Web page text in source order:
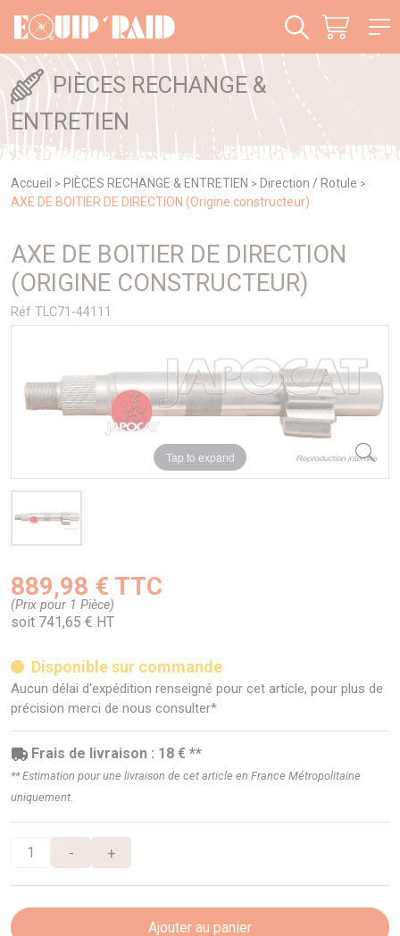
PIÈCES RECHANGE &
ENTRETIEN
Accueil > PIÈCES RECHANGE & ENTRETIEN > Direction / Rotule >
AXE DE BOITIER DE DIRECTION (Origine constructeur)
AXE DE BOITIER DE DIRECTION
(ORIGINE CONSTRUCTEUR)
Réf TLC71-44111
Tap to expand
889,98 € TTC
(Prix pour 1 Pièce)
soit 741,65 € HT
Disponible sur commande
Aucun délai d'expédition renseigné pour cet article, pour plus de
précision merci de nous consulter*
Frais de livraison : 18 € **
** Estimation pour une livraison de cet article en France Métropolitaine
uniquement.
- +
Ajouter au panier
Panneau de gestion des cookies